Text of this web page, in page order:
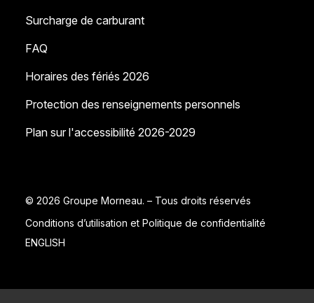
Surcharge de carburant
FAQ
Horaires des fériés 2026
Protection des renseignements personnels
Plan sur l'accessibilité 2026-2029
© 2026 Groupe Morneau. – Tous droits réservés
Conditions d’utilisation et Politique de confidentialité
ENGLISH